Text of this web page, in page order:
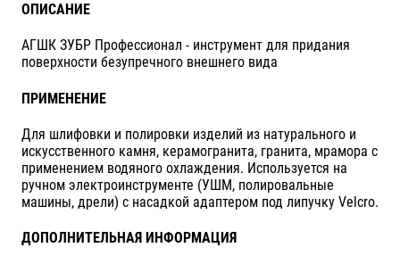
ОПИСАНИЕ
АГШК ЗУБР Профессионал - инструмент для придания
поверхности безупречного внешнего вида
ПРИМЕНЕНИЕ
Для шлифовки и полировки изделий из натурального и
искусственного камня, керамогранита, гранита, мрамора с
применением водяного охлаждения. Используется на
ручном электроинструменте (УШМ, полировальные
машины, дрели) с насадкой адаптером под липучку Velcro.
ДОПОЛНИТЕЛЬНАЯ ИНФОРМАЦИЯ